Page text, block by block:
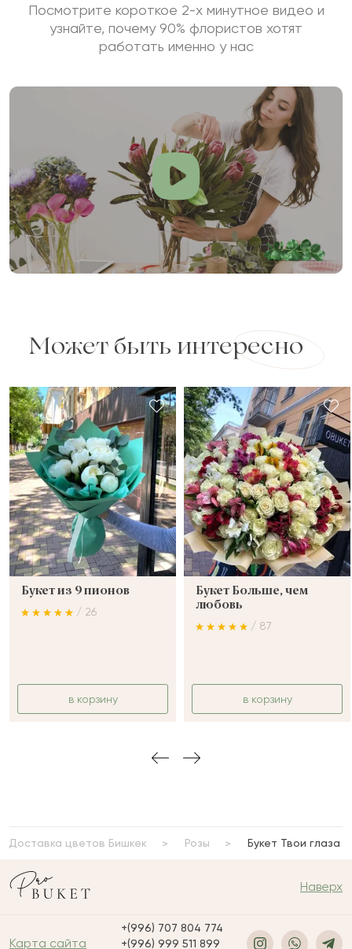
Посмотрите короткое 2-х минутное видео и
узнайте, почему 90% флористов хотят
работать именно у нас
Может быть интересно
Букет из 9 пионов
/ 26
в корзину
Букет Больше, чем
любовь
/ 87
в корзину
Доставка цветов Бишкек Розы Букет Твои глаза
Наверх
Карта сайта
+(996) 707 804 774
+(996) 999 511 899